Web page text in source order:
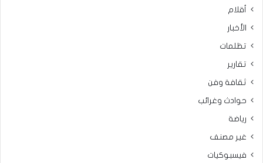
أقلام
الأخبار
تظلمات
تقارير
ثقافة وفن
حوادث وغرائب
رياضة
غير مصنف
فيسبوكيات